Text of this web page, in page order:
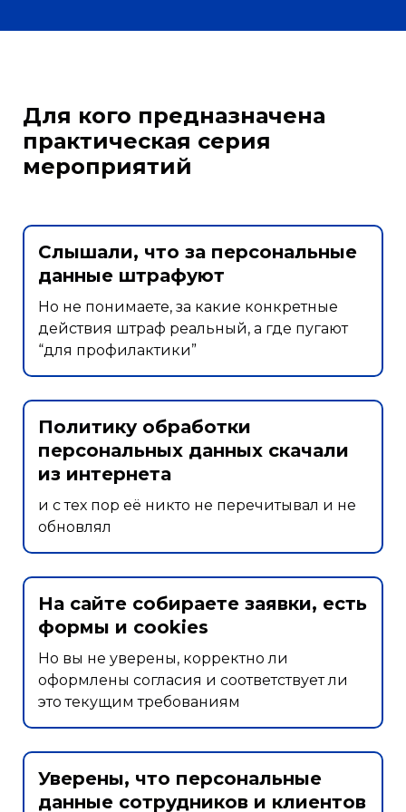
Для кого предназначена
практическая серия
мероприятий
Слышали, что за персональные
данные штрафуют
Но не понимаете, за какие конкретные
действия штраф реальный, а где пугают
“для профилактики”
Политику обработки
персональных данных скачали
из интернета
и с тех пор её никто не перечитывал и не
обновлял
На сайте собираете заявки, есть
формы и cookies
Но вы не уверены, корректно ли
оформлены согласия и соответствует ли
это текущим требованиям
Уверены, что персональные
данные сотрудников и клиентов